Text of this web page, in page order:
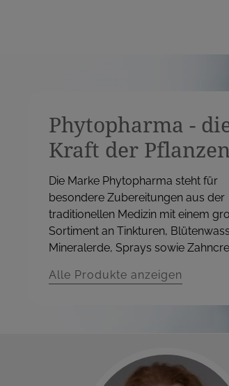
Phytopharma -
Kraft der
Die Marke Phytopharma steht für
besondere Zubereitungen aus der
traditionellen Medizin mit einem
Sortiment an Tinkturen,
Mineralerde, Sprays sowie
Alle Produkte anzeigen